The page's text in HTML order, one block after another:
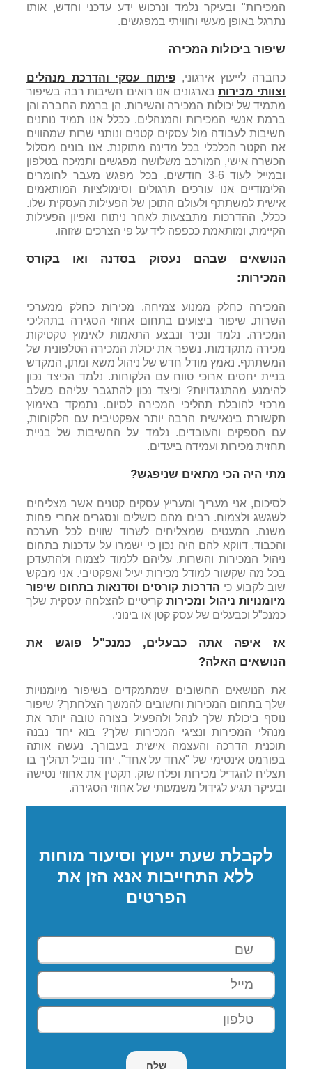
המכירות" ובעיקר נלמד ונרכוש ידע עדכני וחדש, אותו
נתרגל באופן מעשי וחוויתי במפגשים.
שיפור ביכולות המכירה
כחברה לייעוץ אירגוני, פיתוח עסקי והדרכת מנהלים
וצוותי מכירותבארגונים אנו רואים חשיבות רבה בשיפור
מתמיד של יכולות המכירה והשירות. הן ברמת החברה והן
ברמת אנשי המכירות והמנהלים. ככלל אנו תמיד נותנים
חשיבות לעבודה מול עסקים קטנים ונותני שרות שמהווים
את הקטר הכלכלי בכל מדינה מתוקנת. אנו בונים מסלול
הכשרה אישי, המורכב משלושה מפגשים ותמיכה בטלפון
ובמייל לעוד 3-6 חודשים. בכל מפגש מעבר לחומרים
הלימודיים אנו עורכים תרגולים וסימולציות המותאמים
אישית למשתתף ולעולם התוכן של הפעילות העסקית שלו.
ככלל, ההדרכות מתבצעות לאחר ניתוח ואפיון הפעילות
הקיימת, ומותאמת ככפפה ליד על פי הצרכים שזוהו.
הנושאים שבהם נעסוק בסדנה ואו בקורס
המכירות:
המכירה כחלק ממנוע צמיחה. מכירות כחלק ממערכי
השרות. שיפור ביצועים בתחום אחוזי הסגירה בתהליכי
המכירה. נלמד ונכיר ונבצע התאמות לאימוץ טקטיקות
מכירה מתקדמות. נשפר את יכולת המכירה הטלפונית של
המשתתף. נאמץ מודל חדש של ניהול משא ומתן, המקדש
בניית יחסים ארוכי טווח עם הלקוחות. נלמד הכיצד נכון
להימנע מהתנגדויות? וכיצד נכון להתגבר עליהם כשלב
מרכזי להובלת תהליכי המכירה לסיום. נתמקד באימוץ
תקשורת בינאישית הרבה יותר אפקטיבית עם הלקוחות,
עם הספקים והעובדים. נלמד על החשיבות של בניית
תחזית מכירות ועמידה ביעדים.
מתי היה הכי מתאים שניפגש?
לסיכום, אני מעריך ומעריץ עסקים קטנים אשר מצליחים
לשגשג ולצמוח. רבים מהם כושלים ונסגרים אחרי פחות
משנה. המעטים שמצליחים לשרוד שווים לכל הערכה
והכבוד. דווקא להם היה נכון כי ישמרו על עדכנות בתחום
ניהול המכירות והשרות. עליהם ללמוד לצמוח ולהתעדכן
בכל מה שקשור למודל מכירות יעיל ואפקטיבי. אני מבקש
שוב לקבוע כי הדרכות קורסים וסדנאות בתחום שיפור
מיומנויות ניהול ומכירותקריטיים להצלחה עסקית שלך
כמנכ"ל וכבעלים של עסק קטן או בינוני.
אז איפה אתה כבעלים, כמנכ"ל פוגש את
הנושאים האלה?
את הנושאים החשובים שמתמקדים בשיפור מיומנויות
שלך בתחום המכירות וחשובים להמשך הצלחתך? שיפור
נוסף ביכולת שלך לנהל ולהפעיל בצורה טובה יותר את
מנהלי המכירות ונציגי המכירות שלך? בוא יחד נבנה
תוכנית הדרכה והעצמה אישית בעבורך. נעשה אותה
בפורמט אינטימי של "אחד על אחד". יחד נוביל תהליך בו
תצליח להגדיל מכירות ופלח שוק. תקטין את אחוזי נטישה
ובעיקר תגיע לגידול משמעותי של אחוזי הסגירה.
לקבלת שעת ייעוץ וסיעור מוחות
ללא התחייבות אנא הזן את
הפרטים